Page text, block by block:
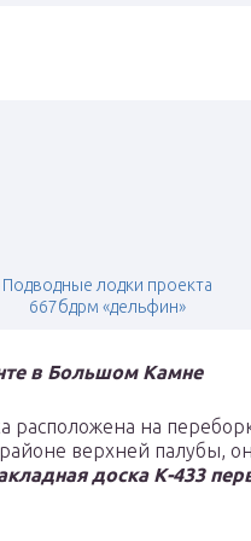
Подводные лодки проекта
667бдрм «дельфин»
в Большом Камне
расположена на
верхней палубы,
доска К-433